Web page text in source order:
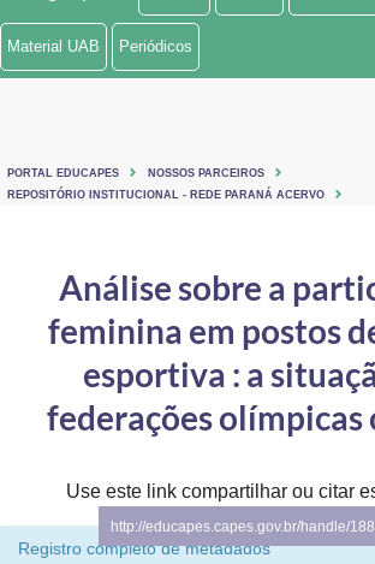
Ministério de Minas e Energia
Ministério do Turismo
Controladoria-Geral da União
Ministério da Mulher, da Família e dos Direitos Humanos
Secretaria-Geral
Gabinete de Segurança Institucional
Material UAB Periódicos
PORTAL EDUCAPES
NOSSOS PARCEIROS
REPOSITÓRIO INSTITUCIONAL - REDE PARANÁ ACERVO
Análise sobre a
feminina em postos
esportiva : a
federações olímpicas
Use este link compartilhar ou citar
http://educapes.capes.gov.br/handle/
Registro completo de metadados